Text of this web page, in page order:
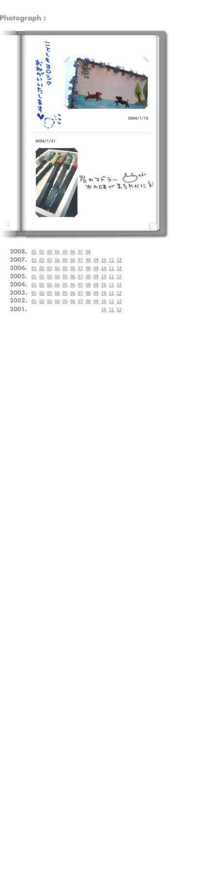
01. 02. 03. 04. 05. 06. 07. 08
01. 02. 03. 04. 05. 06. 07. 08. 09. 10. 11. 12
01. 02. 03. 04. 05. 06. 07. 08. 09. 10. 11. 12
01. 02. 03. 04. 05. 06. 07. 08. 09. 10. 11. 12
01. 02. 03. 04. 05. 06. 07. 08. 09. 10. 11. 12
01. 02. 03. 04. 05. 06. 07. 08. 09. 10. 11. 12
01. 02. 03. 04. 05. 06. 07. 08. 09. 10. 11. 12
10. 11. 12